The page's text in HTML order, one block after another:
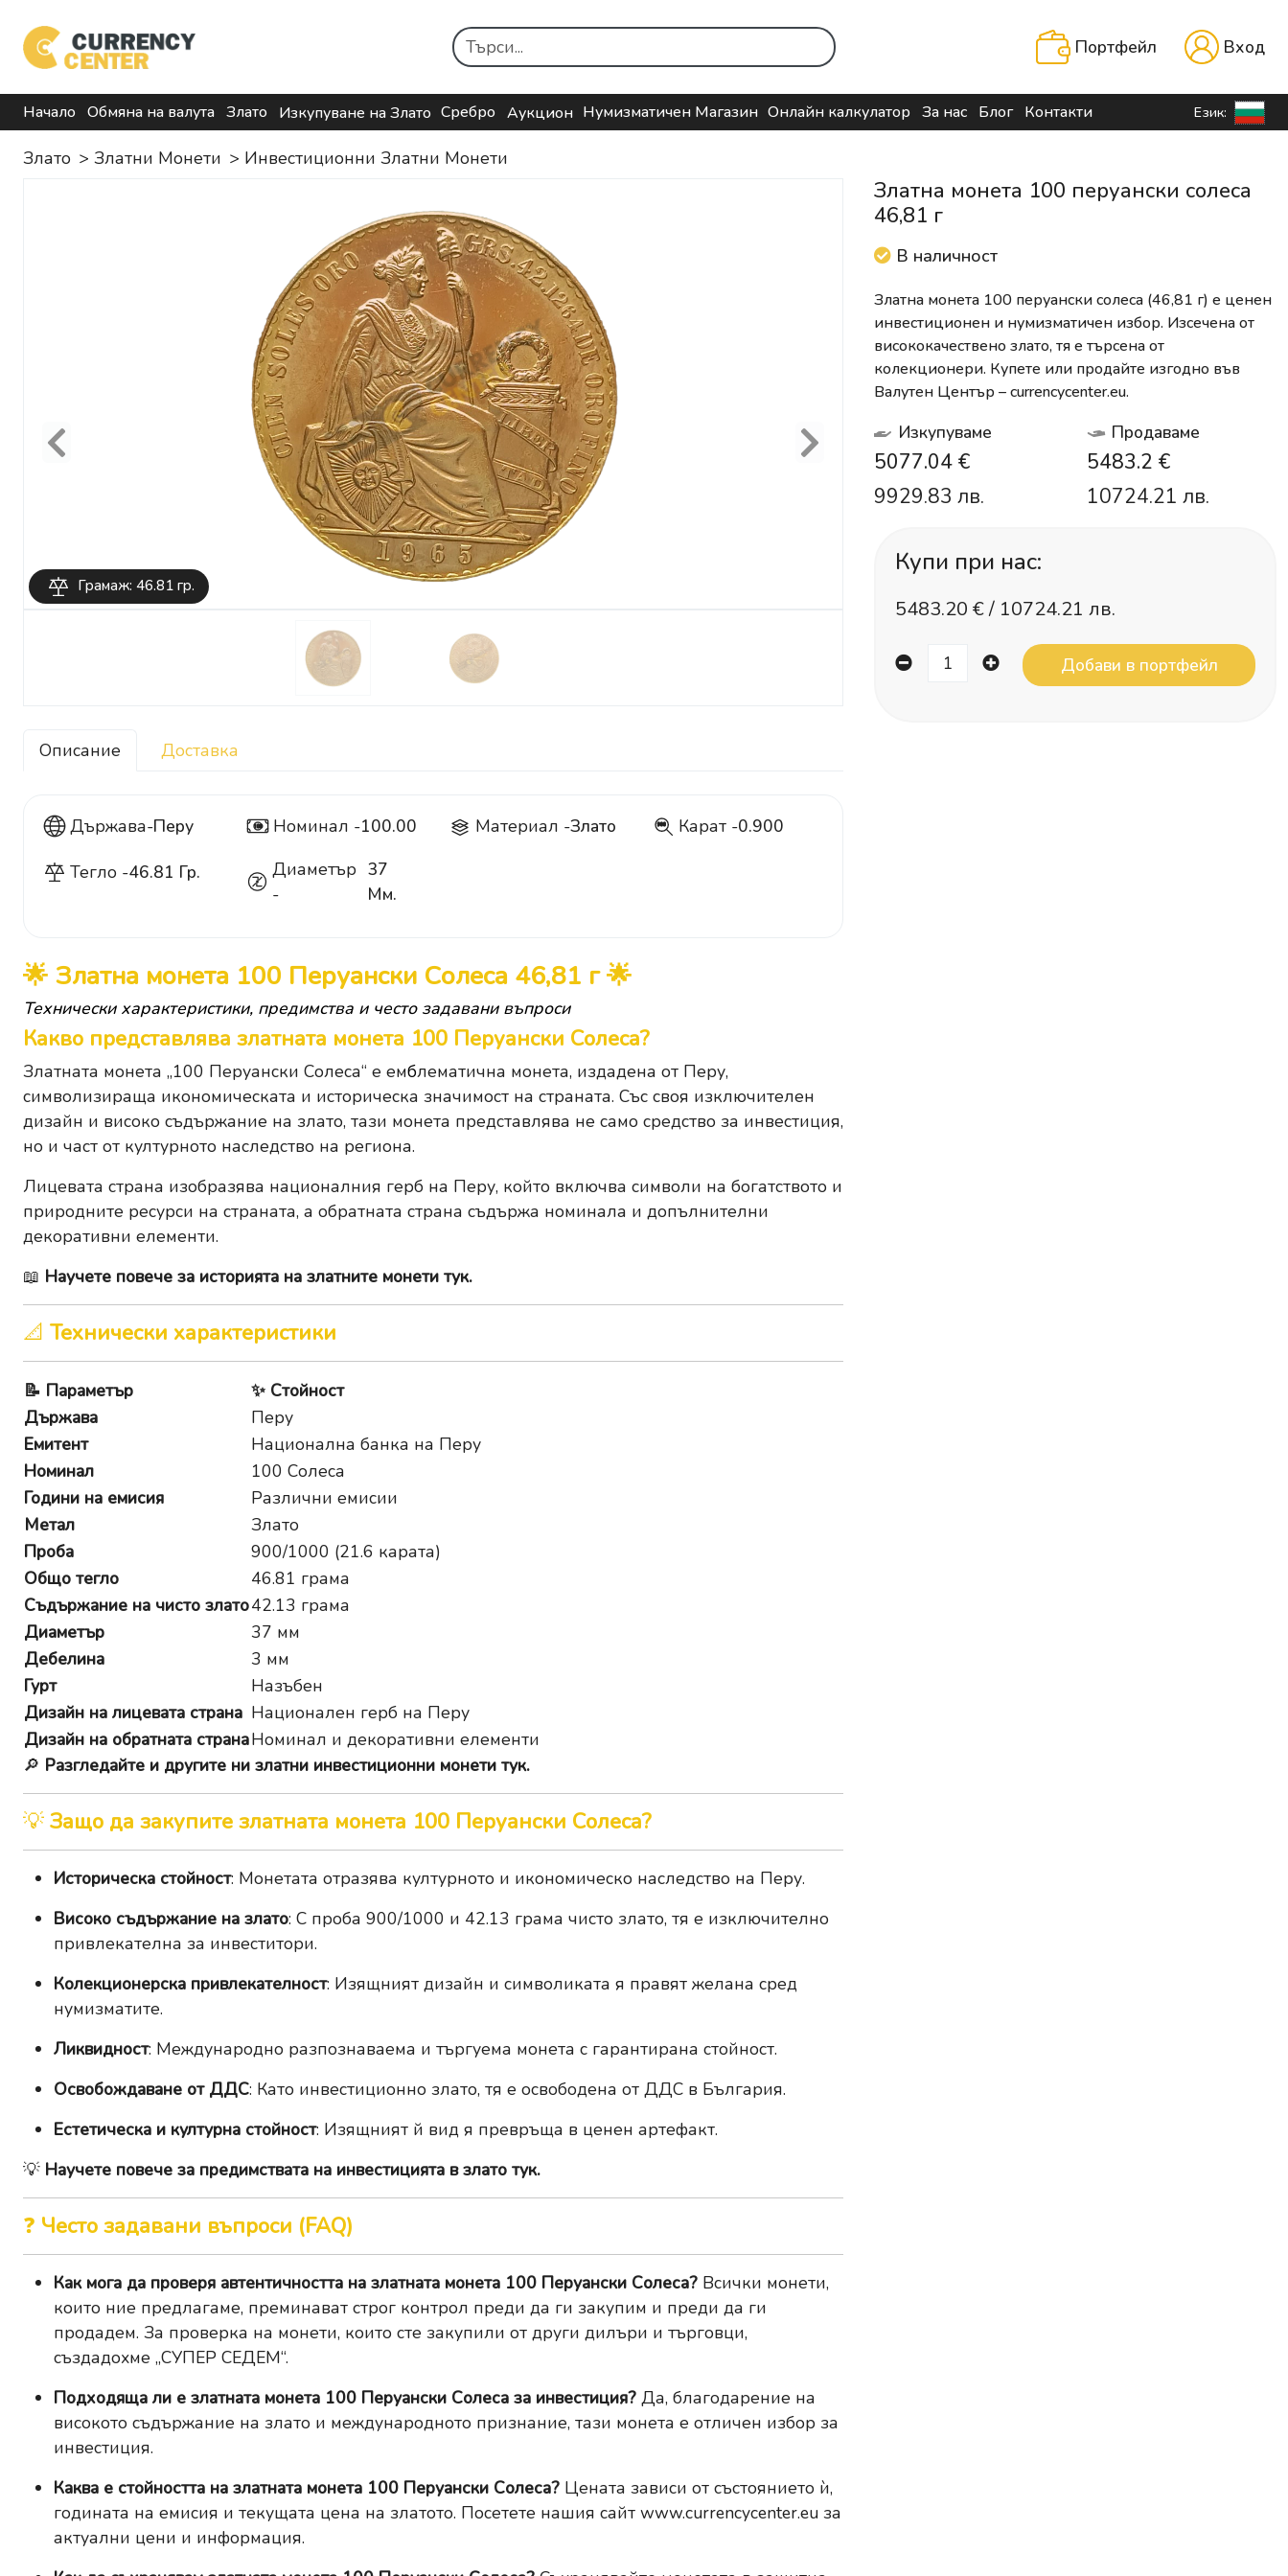
Портфейл Вход
Начало Обмяна на валута Злато Изкупуване на Злато Сребро Аукцион Нумизматичен Магазин Онлайн калкулатор За нас Блог Контакти Език:
Злато > Златни Монети > Инвестиционни Златни Монети
Грамаж: 46.81 гр.
Previous Next
Златна монета 100 перуански солеса
46,81 г
В наличност
Златна монета 100 перуански солеса (46,81 г) е ценен
инвестиционен и нумизматичен избор. Изсечена от
висококачествено злато, тя е търсена от
колекционери. Купете или продайте изгодно във
Валутен Център – currencycenter.eu.
Изкупуваме
5077.04 €
9929.83 лв.
Продаваме
5483.2 €
10724.21 лв.
Купи при нас:
5483.20 € / 10724.21 лв.
Описание Доставка
Държава-Перу 100 Номинал -100.00 Материал -Злато 900 Карат -0.900
Тегло -46.81 Гр.
Диаметър
-
37
Мм.
🌟 Златна монета 100 Перуански Солеса 46,81 г 🌟
Технически характеристики, предимства и често задавани въпроси
Какво представлява златната монета 100 Перуански Солеса?
Златната монета „100 Перуански Солеса“ е емблематична монета, издадена от Перу,
символизираща икономическата и историческа значимост на страната. Със своя изключителен
дизайн и високо съдържание на злато, тази монета представлява не само средство за инвестиция,
но и част от културното наследство на региона.
Лицевата страна изобразява националния герб на Перу, който включва символи на богатството и
природните ресурси на страната, а обратната страна съдържа номинала и допълнителни
декоративни елементи.
📖 Научете повече за историята на златните монети тук.
📐 Технически характеристики
📝 Параметър ✨ Стойност
Държава
Перу
Емитент
Национална банка на Перу
Номинал
100 Солеса
Години на емисия
Различни емисии
Метал
Злато
Проба
900/1000 (21.6 карата)
Общо тегло
46.81 грама
Съдържание на чисто злато42.13 грама
Диаметър
37 мм
Дебелина
3 мм
Гурт
Назъбен
Дизайн на лицевата страна Национален герб на Перу
Дизайн на обратната странаНоминал и декоративни елементи
🔎 Разгледайте и другите ни златни инвестиционни монети тук.
💡 Защо да закупите златната монета 100 Перуански Солеса?
Историческа стойност: Монетата отразява културното и икономическо наследство на Перу.
Високо съдържание на злато: С проба 900/1000 и 42.13 грама чисто злато, тя е изключително
привлекателна за инвеститори.
Колекционерска привлекателност: Изящният дизайн и символиката я правят желана сред
нумизматите.
Ликвидност: Международно разпознаваема и търгуема монета с гарантирана стойност.
Освобождаване от ДДС: Като инвестиционно злато, тя е освободена от ДДС в България.
Естетическа и културна стойност: Изящният й вид я превръща в ценен артефакт.
💡 Научете повече за предимствата на инвестицията в злато тук.
❓ Често задавани въпроси (FAQ)
Как мога да проверя автентичността на златната монета 100 Перуански Солеса? Всички монети,
които ние предлагаме, преминават строг контрол преди да ги закупим и преди да ги
продадем. За проверка на монети, които сте закупили от други дилъри и търговци,
създадохме „СУПЕР СЕДЕМ“.
Подходяща ли е златната монета 100 Перуански Солеса за инвестиция? Да, благодарение на
високото съдържание на злато и международното признание, тази монета е отличен избор за
инвестиция.
Каква е стойността на златната монета 100 Перуански Солеса? Цената зависи от състоянието ѝ,
годината на емисия и текущата цена на златото. Посетете нашия сайт www.currencycenter.eu за
актуални цени и информация.